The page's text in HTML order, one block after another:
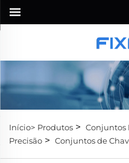
Início> Produtos > Conjuntos
Precisão > Conjuntos de